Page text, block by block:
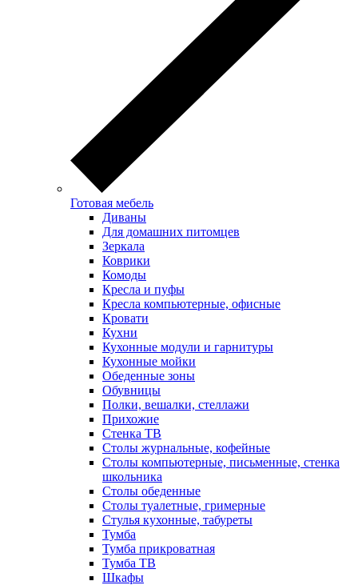
Готовая мебель
Диваны
Для домашних питомцев
Зеркала
Коврики
Комоды
Кресла и пуфы
Кресла компьютерные, офисные
Кровати
Кухни
Кухонные модули и гарнитуры
Кухонные мойки
Обеденные зоны
Обувницы
Полки, вешалки, стеллажи
Прихожие
Стенка ТВ
Столы журнальные, кофейные
Столы компьютерные, письменные, стенка
школьника
Столы обеденные
Столы туалетные, гримерные
Стулья кухонные, табуреты
Тумба
Тумба прикроватная
Тумба ТВ
Шкафы